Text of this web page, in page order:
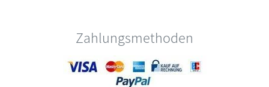
Zahlungsmethoden